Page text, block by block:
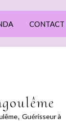
CONTACT
, Guérisseur à